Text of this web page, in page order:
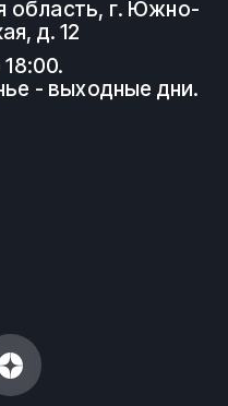
область, г. Южно-
д. 12
- выходные дни.